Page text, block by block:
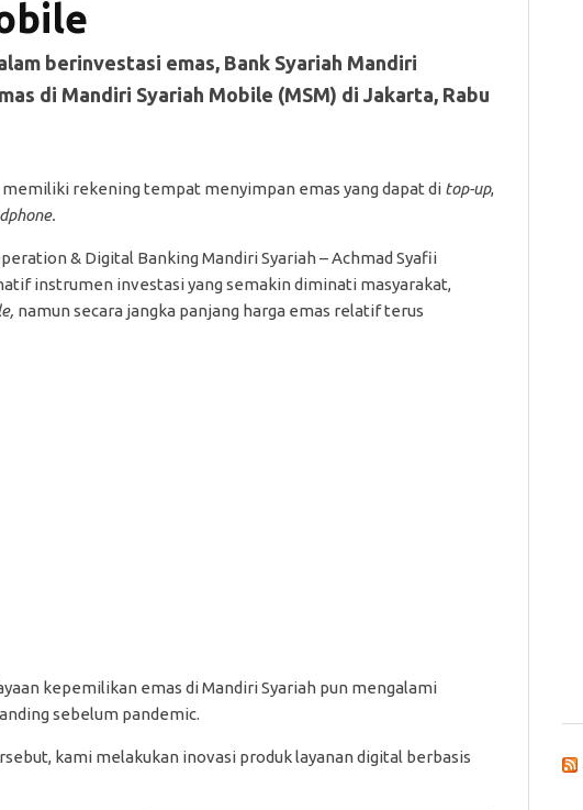
berinvestasi emas, Bank Syariah Mandiri
di Mandiri Syariah Mobile (MSM) di Jakarta, Rabu
rekening tempat menyimpan emas yang dapat di top-up,
& Digital Banking Mandiri Syariah – Achmad Syafii
instrumen investasi yang semakin diminati masyarakat,
namun secara jangka panjang harga emas relatif terus
kepemilikan emas di Mandiri Syariah pun mengalami
sebelum pandemic.
kami melakukan inovasi produk layanan digital berbasis